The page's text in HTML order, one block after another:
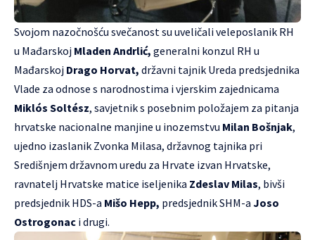
Svojom nazočnošću svečanost su uveličali veleposlanik RH
u Mađarskoj Mladen Andrlić, generalni konzul RH u
Mađarskoj Drago Horvat, državni tajnik Ureda predsjednika
Vlade za odnose s narodnostima i vjerskim zajednicama
Miklós Soltész, savjetnik s posebnim položajem za pitanja
hrvatske nacionalne manjine u inozemstvu Milan Bošnjak,
ujedno izaslanik Zvonka Milasa, državnog tajnika pri
Središnjem državnom uredu za Hrvate izvan Hrvatske,
ravnatelj Hrvatske matice iseljenika Zdeslav Milas, bivši
predsjednik HDS-a Mišo Hepp, predsjednik SHM-a Joso
Ostrogonac i drugi.